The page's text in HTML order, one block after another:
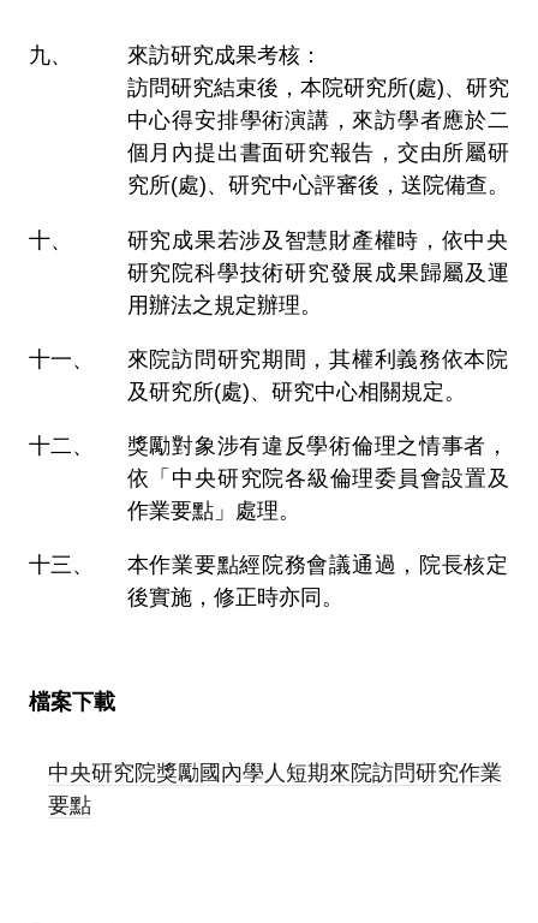
來訪研究成果考核：
訪問研究結束後，本院研究所(處)、研究
中心得安排學術演講，來訪學者應於二
個月內提出書面研究報告，交由所屬研
究所(處)、研究中心評審後，送院備查。
研究成果若涉及智慧財產權時，依中央
研究院科學技術研究發展成果歸屬及運
用辦法之規定辦理。
來院訪問研究期間，其權利義務依本院
及研究所(處)、研究中心相關規定。
獎勵對象涉有違反學術倫理之情事者，
依「中央研究院各級倫理委員會設置及
作業要點」處理。
本作業要點經院務會議通過，院長核定
後實施，修正時亦同。
檔案下載
中央研究院獎勵國內學人短期來院訪問研究作業
要點